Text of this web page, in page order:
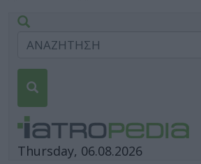
Thursday, 06.08.2026